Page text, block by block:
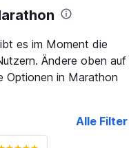
es im Moment die
Ändere oben auf
Optionen in Marathon
Alle Filter